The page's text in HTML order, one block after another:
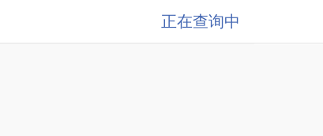
正在查询中